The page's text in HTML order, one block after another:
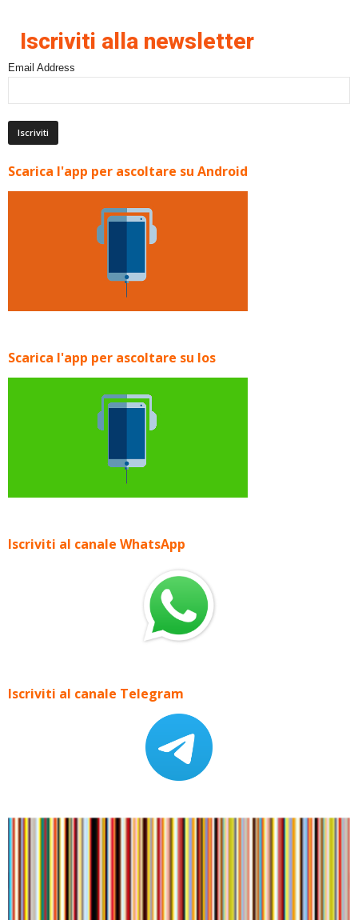
Iscriviti alla newsletter
Email Address
Scarica l'app per ascoltare su Android
Scarica l'app per ascoltare su Ios
Iscriviti al canale WhatsApp
Iscriviti al canale Telegram